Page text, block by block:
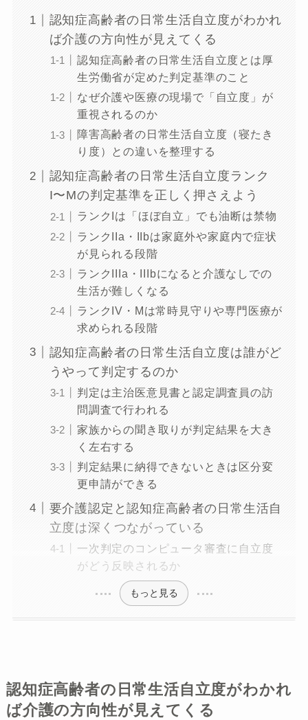
認知症高齢者の日常生活自立度がわかれ
ば介護の方向性が見えてくる
認知症高齢者の日常生活自立度とは厚
生労働省が定めた判定基準のこと
なぜ介護や医療の現場で「自立度」が
重視されるのか
障害高齢者の日常生活自立度（寝たき
り度）との違いを整理する
認知症高齢者の日常生活自立度ランク
I〜Mの判定基準を正しく押さえよう
ランクIは「ほぼ自立」でも油断は禁物
ランクIIa・IIbは家庭外や家庭内で症状
が見られる段階
ランクIIIa・IIIbになると介護なしでの
生活が難しくなる
ランクIV・Mは常時見守りや専門医療が
求められる段階
認知症高齢者の日常生活自立度は誰がど
うやって判定するのか
判定は主治医意見書と認定調査員の訪
問調査で行われる
家族からの聞き取りが判定結果を大き
く左右する
判定結果に納得できないときは区分変
更申請ができる
要介護認定と認知症高齢者の日常生活自
立度は深くつながっている
一次判定のコンピュータ審査に自立度
がどう反映されるか
もっと見る
認知症高齢者の日常生活自立度がわかれ
ば介護の方向性が見えてくる